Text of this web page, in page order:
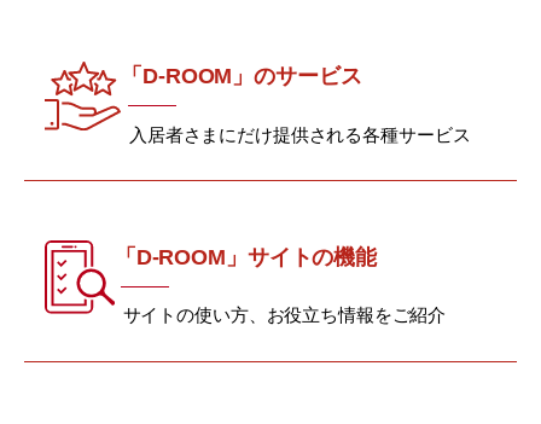
「D-ROOM」のサービス
入居者さまにだけ提供される各種サービス
「D-ROOM」サイトの機能
サイトの使い方、お役立ち情報をご紹介